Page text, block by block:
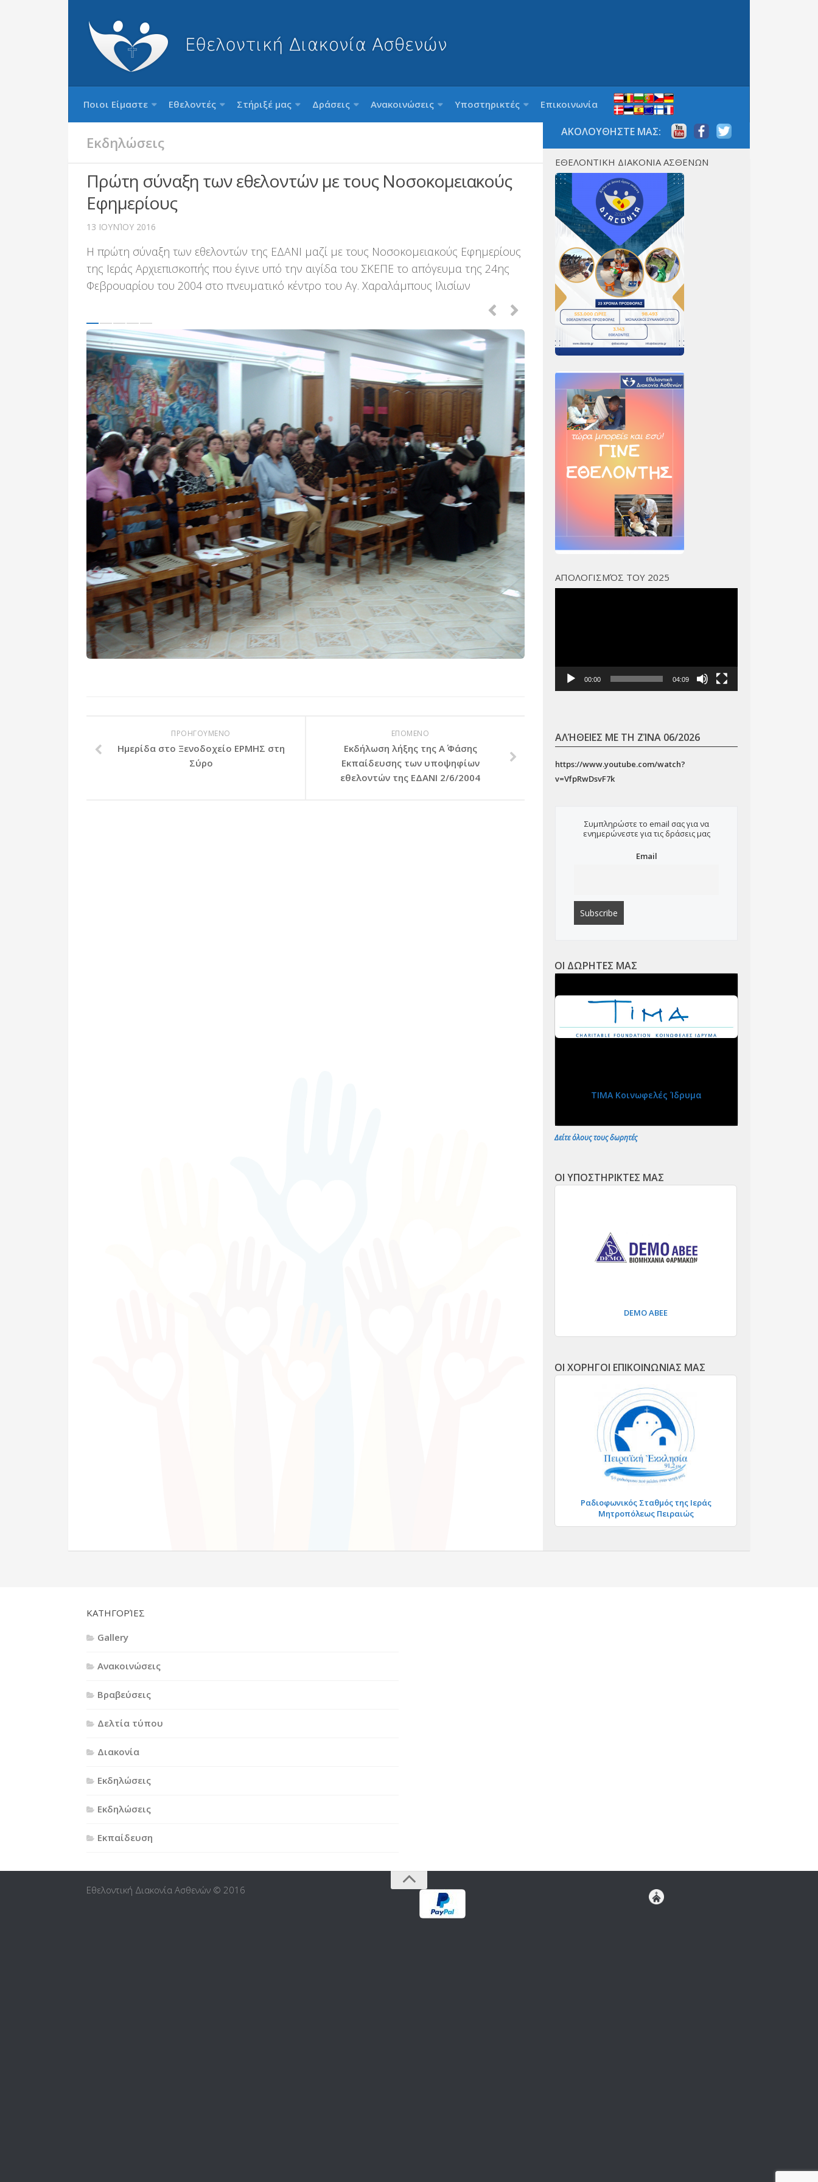
Ποιοι Είμαστε Εθελοντές Στήριξέ μας Δράσεις Ανακοινώσεις Υποστηρικτές Επικοινωνία
Εκδηλώσεις
Πρώτη σύναξη των εθελοντών με τους Νοσοκομειακούς
Εφημερίους
13 ΙΟΥΝΊΟΥ 2016
Η πρώτη σύναξη των εθελοντών της ΕΔΑΝΙ μαζί με τους Νοσοκομειακούς Εφημερίους
της Ιεράς Αρχιεπισκοπής που έγινε υπό την αιγίδα του ΣΚΕΠΕ το απόγευμα της 24ης
Φεβρουαρίου του 2004 στο πνευματικό κέντρο του Αγ. Χαραλάμπους Ιλισίων
ΕΠΟΜΕΝΟ
Εκδήλωση λήξης της Α΄ Φάσης
Εκπαίδευσης των υποψηφίων
εθελοντών της ΕΔΑΝΙ 2/6/2004
ΠΡΟΗΓΟΥΜΕΝΟ
Ημερίδα στο Ξενοδοχείο ΕΡΜΗΣ στη
Σύρο
ΑΚΟΛΟΥΘΗΣΤΕ ΜΑΣ:
ΕΘΕΛΟΝΤΙΚΗ ΔΙΑΚΟΝΙΑ ΑΣΘΕΝΩΝ
ΑΠΟΛΟΓΙΣΜΌΣ ΤΟΥ 2025
00:00 04:09
ΑΛΉΘΕΙΕΣ ΜΕ ΤΗ ΖΊΝΑ 06/2026
https://www.youtube.com/watch?
v=VfpRwDsvF7k
Συμπληρώστε το email σας για να
ενημερώνεστε για τις δράσεις μας
Email
ΟΙ ΔΩΡΗΤΕΣ ΜΑΣ
ΤΙΜΑ Κοινωφελές Ίδρυμα
Δείτε όλους τους δωρητές
ΟΙ ΥΠΟΣΤΗΡΙΚΤΕΣ ΜΑΣ
DEMO ΑΒΕΕ
ΟΙ ΧΟΡΗΓΟΙ ΕΠΙΚΟΙΝΩΝΙΑΣ ΜΑΣ
Ραδιοφωνικός Σταθμός της Ιεράς
Μητροπόλεως Πειραιώς
KΑΤΗΓΟΡΊΕΣ
Gallery
Ανακοινώσεις
Βραβεύσεις
Δελτία τύπου
Διακονία
Εκδηλώσεις
Εκδηλώσεις
Εκπαίδευση
Εθελοντική Διακονία Ασθενών © 2016